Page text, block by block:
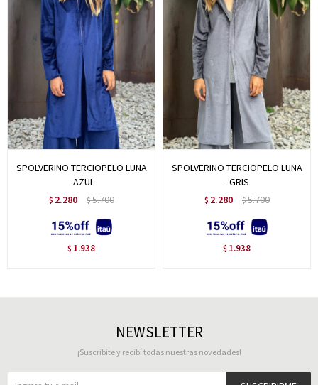
SPOLVERINO TERCIOPELO LUNA
- AZUL
$ 2.280 $5.700
$ 1.938
SPOLVERINO TERCIOPELO LUNA
- GRIS
$ 2.280 $5.700
$ 1.938
NEWSLETTER
¡Suscribite y recibí todas nuestras novedades!